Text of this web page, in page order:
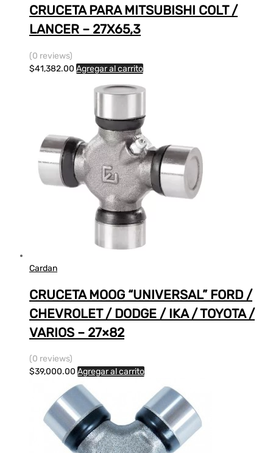
CRUCETA PARA MITSUBISHI COLT /
LANCER – 27X65,3
(0 reviews)
$41,382.00 Agregar al carrito
Cardan
CRUCETA MOOG “UNIVERSAL” FORD /
CHEVROLET / DODGE / IKA / TOYOTA /
VARIOS – 27×82
(0 reviews)
$39,000.00 Agregar al carrito